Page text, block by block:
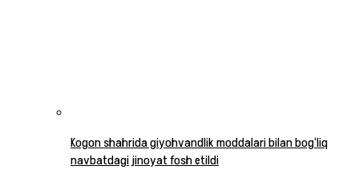
Kogon shahrida giyohvandlik moddalari bilan bog‘liq
navbatdagi jinoyat fosh etildi